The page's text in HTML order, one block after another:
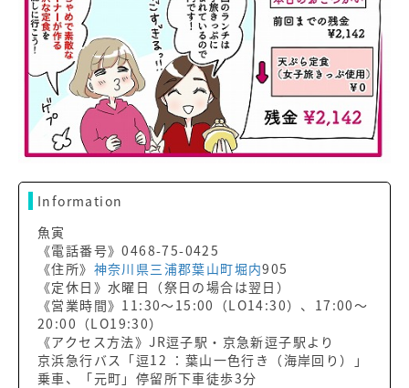
Information
魚寅
《電話番号》0468-75-0425
《住所》 神奈川県三浦郡葉山町堀内905
《定休日》水曜日（祭日の場合は翌日）
《営業時間》11:30～15:00（LO14:30）、17:00～
20:00（LO19:30）
《アクセス方法》JR逗子駅・京急新逗子駅より
京浜急行バス 「逗12 ：葉山一色行き（海岸回り）」
乗車、「元町」停留所下車徒歩3分